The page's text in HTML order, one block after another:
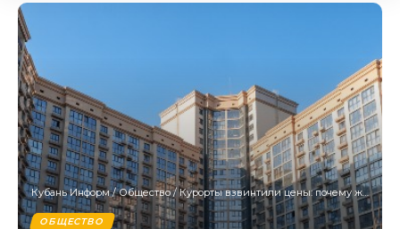
Кубань Информ/Общество/Курорты взвинтили цены: почему жилье в Краснодаре дешевле, чем в регионе?
ОБЩЕСТВО